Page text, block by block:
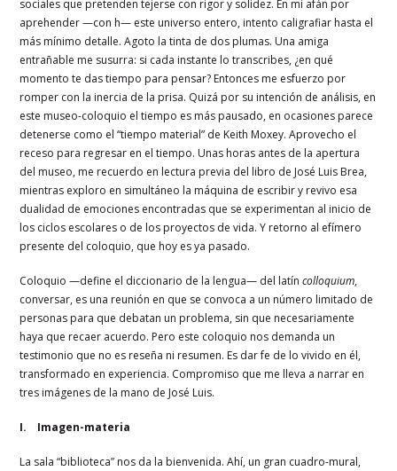
sociales que pretenden tejerse con rigor y solidez. En mi afán por
aprehender —con h— este universo entero, intento caligrafiar hasta el
más mínimo detalle. Agoto la tinta de dos plumas. Una amiga
entrañable me susurra: si cada instante lo transcribes, ¿en qué
momento te das tiempo para pensar? Entonces me esfuerzo por
romper con la inercia de la prisa. Quizá por su intención de análisis, en
este museo-coloquio el tiempo es más pausado, en ocasiones parece
detenerse como el “tiempo material” de Keith Moxey. Aprovecho el
receso para regresar en el tiempo. Unas horas antes de la apertura
del museo, me recuerdo en lectura previa del libro de José Luis Brea,
mientras exploro en simultáneo la máquina de escribir y revivo esa
dualidad de emociones encontradas que se experimentan al inicio de
los ciclos escolares o de los proyectos de vida. Y retorno al efímero
presente del coloquio, que hoy es ya pasado.
Coloquio —define el diccionario de la lengua— del latíncolloquium,
conversar, es una reunión en que se convoca a un número limitado de
personas para que debatan un problema, sin que necesariamente
haya que recaer acuerdo. Pero este coloquio nos demanda un
testimonio que no es reseña ni resumen. Es dar fe de lo vivido en él,
transformado en experiencia. Compromiso que me lleva a narrar en
tres imágenes de la mano de José Luis.
I. Imagen-materia
La sala “biblioteca” nos da la bienvenida. Ahí, un gran cuadro-mural,